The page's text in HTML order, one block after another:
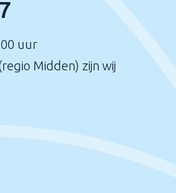
uur
Midden) zijn wij